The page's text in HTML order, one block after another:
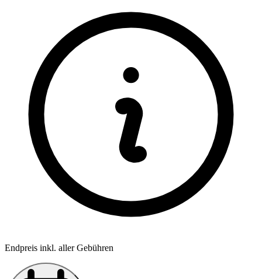
Endpreis inkl. aller Gebühren